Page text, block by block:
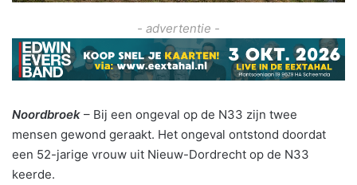
- advertentie -
Noordbroek – Bij een ongeval op de N33 zijn twee
mensen gewond geraakt. Het ongeval ontstond doordat
een 52-jarige vrouw uit Nieuw-Dordrecht op de N33
keerde.